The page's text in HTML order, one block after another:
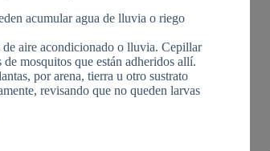
acumular agua de lluvia o riego
de aire acondicionado o lluvia. Cepillar
mosquitos que están adheridos allí.
por arena, tierra u otro sustrato
revisando que no queden larvas